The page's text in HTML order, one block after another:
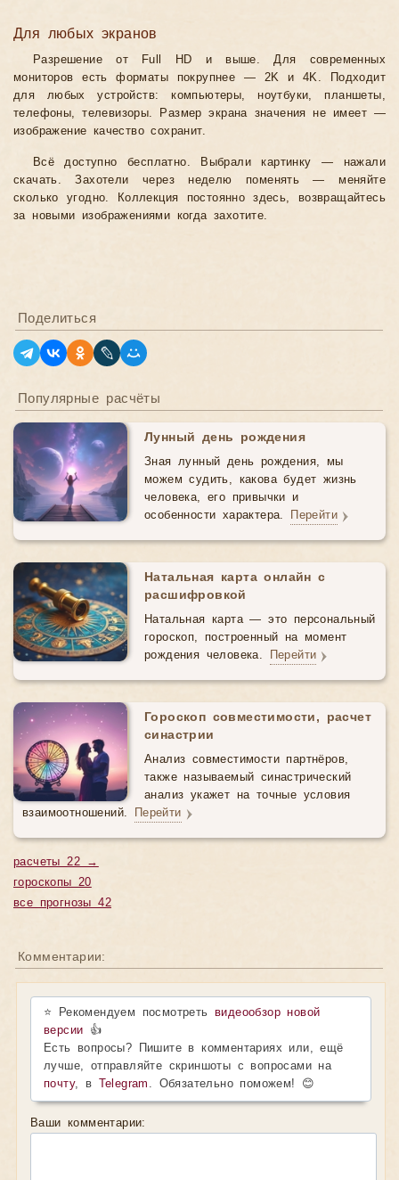
Для любых экранов
Разрешение от Full HD и выше. Для современных
мониторов есть форматы покрупнее — 2K и 4K. Подходит
для любых устройств: компьютеры, ноутбуки, планшеты,
телефоны, телевизоры. Размер экрана значения не имеет —
изображение качество сохранит.
Всё доступно бесплатно. Выбрали картинку — нажали
скачать. Захотели через неделю поменять — меняйте
сколько угодно. Коллекция постоянно здесь, возвращайтесь
за новыми изображениями когда захотите.
Поделиться
Популярные расчёты
Лунный день рождения
Зная лунный день рождения, мы
можем судить, какова будет жизнь
человека, его привычки и
особенности характера.
Перейти
Натальная карта онлайн с
расшифровкой
Натальная карта — это персональный
гороскоп, построенный на момент
рождения человека.
Перейти
Гороскоп совместимости, расчет
синастрии
Анализ совместимости партнёров,
также называемый синастрический
анализ укажет на точные условия
взаимоотношений.
Перейти
расчеты 22 →
гороскопы 20
все прогнозы 42
Комментарии:
⭐ Рекомендуем посмотретьвидеообзор новой
версии 👍
Есть вопросы? Пишите в комментариях или, ещё
лучше, отправляйте скриншоты с вопросами на
почту, в Telegram . Обязательно поможем! 😊
Ваши комментарии: